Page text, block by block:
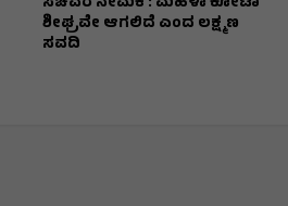
ಶೀಘ್ರವೇ ಆಗಲಿದೆ ಎಂದ ಲಕ್ಷ್ಮಣ
ಸವದಿ